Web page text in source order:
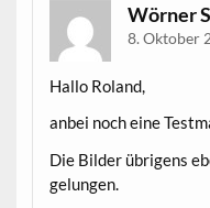
Wörner
8. Oktober
Hallo Roland,
anbei noch eine
Die Bilder übrigens
gelungen.